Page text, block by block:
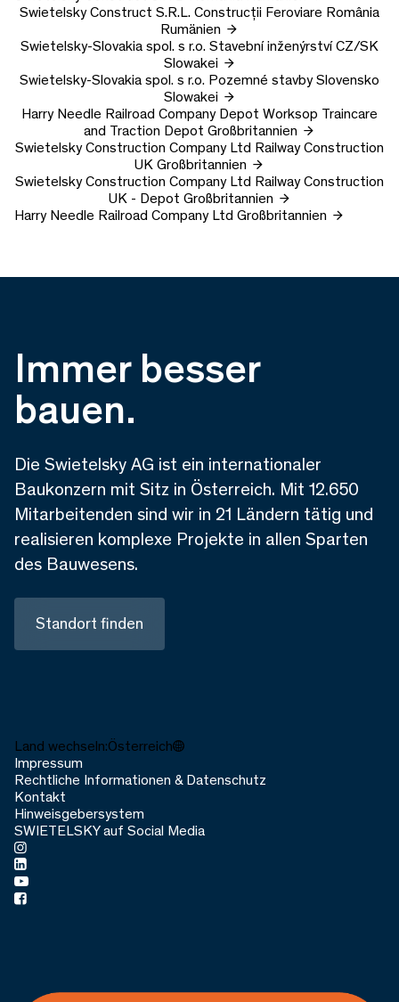
Swietelsky Construct S.R.L. Construcții Feroviare România
Rumänien
Swietelsky-Slovakia spol. s r.o. Stavební inženýrství CZ/SK
Slowakei
Swietelsky-Slovakia spol. s r.o. Pozemné stavby Slovensko
Slowakei
Harry Needle Railroad Company Depot Worksop Traincare
and Traction Depot Großbritannien
Swietelsky Construction Company Ltd Railway Construction
UK Großbritannien
Swietelsky Construction Company Ltd Railway Construction
UK - Depot Großbritannien
Harry Needle Railroad Company Ltd Großbritannien
Immer besser
bauen.
Die Swietelsky AG ist ein internationaler
Baukonzern mit Sitz in Österreich. Mit 12.650
Mitarbeitenden sind wir in 21 Ländern tätig und
realisieren komplexe Projekte in allen Sparten
des Bauwesens.
Standort finden
Land wechseln:Österreich
Impressum
Rechtliche Informationen & Datenschutz
Kontakt
Hinweisgebersystem
SWIETELSKY auf Social Media